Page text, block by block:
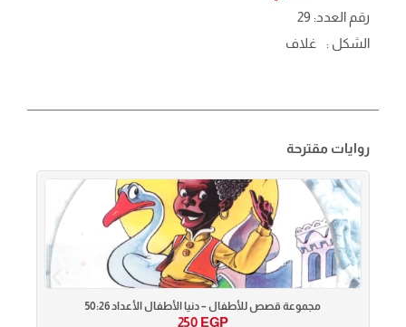
رقم العدد: 29
الشكل :
غلاف
روايات مقترحة
مجموعة قصص للأطفال – دنيا الأطفال الأعداد 50:26
250 EGP